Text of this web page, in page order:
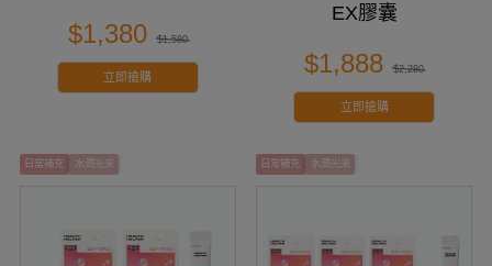
$1,380 $1,580
立即搶購
EX膠囊
$1,888 $2,280
立即搶購
⽇常補充 水潤光采 ⽇常補充 水潤光采